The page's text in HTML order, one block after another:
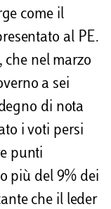
come il
al PE.
che nel marzo
a sei
di nota
i voti persi
punti
più del 9% dei
che il leder